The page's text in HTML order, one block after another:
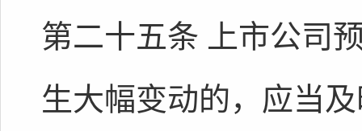
第二十五条 上市公司
生大幅变动的，应当